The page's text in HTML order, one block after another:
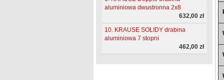
aluminiowa dwustronna 2x8
632,00 zł
10. KRAUSE SOLIDY drabina
aluminiowa 7 stopni
462,00 zł